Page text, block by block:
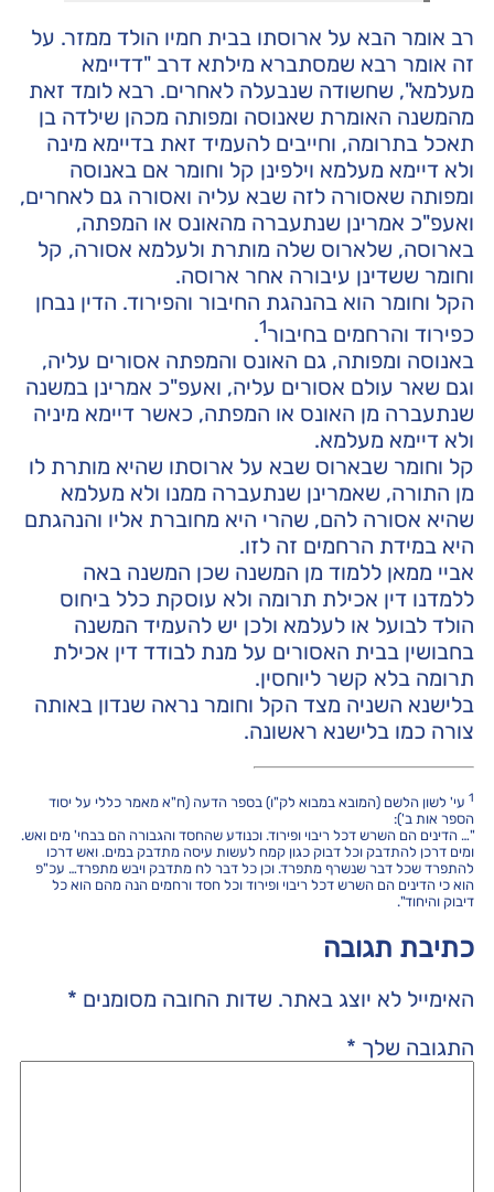
רב אומר הבא על ארוסתו בבית חמיו הולד ממזר. על
זה אומר רבא שמסתברא מילתא דרב "דדיימא
מעלמא", שחשודה שנבעלה לאחרים. רבא לומד זאת
מהמשנה האומרת שאנוסה ומפותה מכהן שילדה בן
תאכל בתרומה, וחייבים להעמיד זאת בדיימא מינה
ולא דיימא מעלמא וילפינן קל וחומר אם באנוסה
ומפותה שאסורה לזה שבא עליה ואסורה גם לאחרים,
ואעפ"כ אמרינן שנתעברה מהאונס או המפתה,
בארוסה, שלארוס שלה מותרת ולעלמא אסורה, קל
וחומר ששדינן עיבורה אחר ארוסה.
הקל וחומר הוא בהנהגת החיבור והפירוד. הדין נבחן
כפירוד והרחמים בחיבור1
.
באנוסה ומפותה, גם האונס והמפתה אסורים עליה,
וגם שאר עולם אסורים עליה, ואעפ"כ אמרינן במשנה
שנתעברה מן האונס או המפתה, כאשר דיימא מיניה
ולא דיימא מעלמא.
קל וחומר שבארוס שבא על ארוסתו שהיא מותרת לו
מן התורה, שאמרינן שנתעברה ממנו ולא מעלמא
שהיא אסורה להם, שהרי היא מחוברת אליו והנהגתם
היא במידת הרחמים זה לזו.
אביי ממאן ללמוד מן המשנה שכן המשנה באה
ללמדנו דין אכילת תרומה ולא עוסקת כלל ביחוס
הולד לבועל או לעלמא ולכן יש להעמיד המשנה
בחבושין בבית האסורים על מנת לבודד דין אכילת
תרומה בלא קשר ליוחסין.
בלישנא השניה מצד הקל וחומר נראה שנדון באותה
צורה כמו בלישנא ראשונה.
1 עי' לשון הלשם (המובא במבוא לק"ו) בספר הדעה (ח"א מאמר כללי על יסוד
הספר אות ב'):
"… הדינים הם השרש דכל ריבוי ופירוד. וכנודע שהחסד והגבורה הם בבחי' מים ואש.
ומים דרכן להתדבק וכל דבוק כגון קמח לעשות עיסה מתדבק במים. ואש דרכו
להתפרד שכל דבר שנשרף מתפרד. וכן כל דבר לח מתדבק ויבש מתפרד… עכ"פ
הוא כי הדינים הם השרש דכל ריבוי ופירוד וכל חסד ורחמים הנה מהם הוא כל
דיבוק והיחוד".
כתיבת תגובה
האימייל לא יוצג באתר. שדות החובה מסומנים *
התגובה שלך *